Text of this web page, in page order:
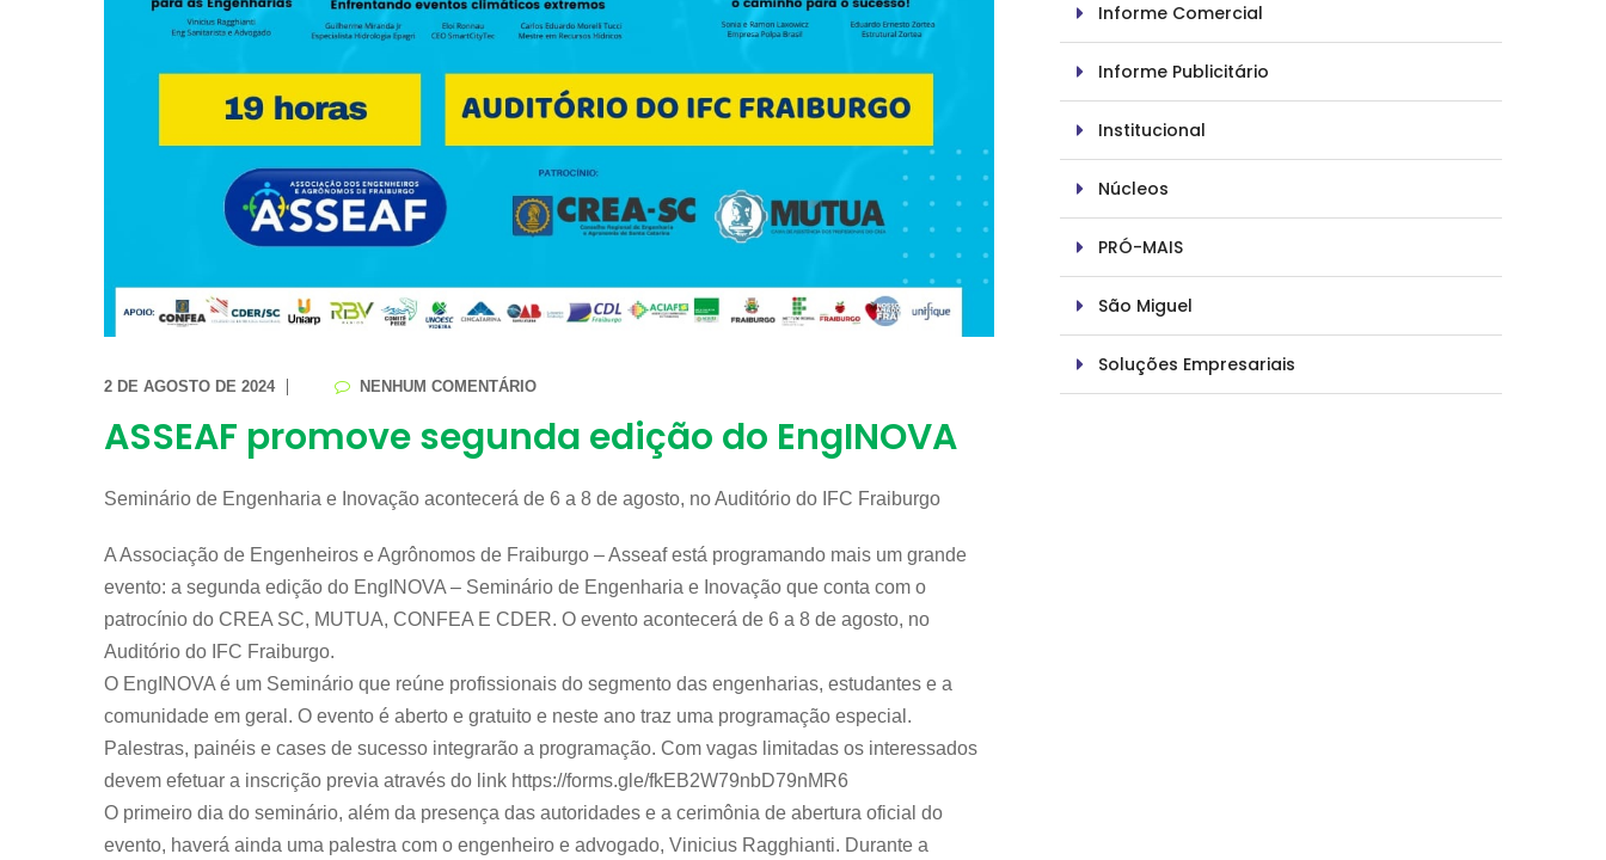
2 DE AGOSTO DE 2024 NENHUM COMENTÁRIO
ASSEAF promove segunda edição do EngINOVA
Seminário de Engenharia e Inovação acontecerá de 6 a 8 de agosto, no Auditório do IFC Fraiburgo
A Associação de Engenheiros e Agrônomos de Fraiburgo – Asseaf está programando mais um grande
evento: a segunda edição do EngINOVA – Seminário de Engenharia e Inovação que conta com o
patrocínio do CREA SC, MUTUA, CONFEA E CDER. O evento acontecerá de 6 a 8 de agosto, no
Auditório do IFC Fraiburgo.
O EngINOVA é um Seminário que reúne profissionais do segmento das engenharias, estudantes e a
comunidade em geral. O evento é aberto e gratuito e neste ano traz uma programação especial.
Palestras, painéis e cases de sucesso integrarão a programação. Com vagas limitadas os interessados
devem efetuar a inscrição previa através do link https://forms.gle/fkEB2W79nbD79nMR6
O primeiro dia do seminário, além da presença das autoridades e a cerimônia de abertura oficial do
evento, haverá ainda uma palestra com o engenheiro e advogado, Vinicius Ragghianti. Durante a
Informe Comercial
Informe Publicitário
Institucional
Núcleos
PRÓ-MAIS
São Miguel
Soluções Empresariais